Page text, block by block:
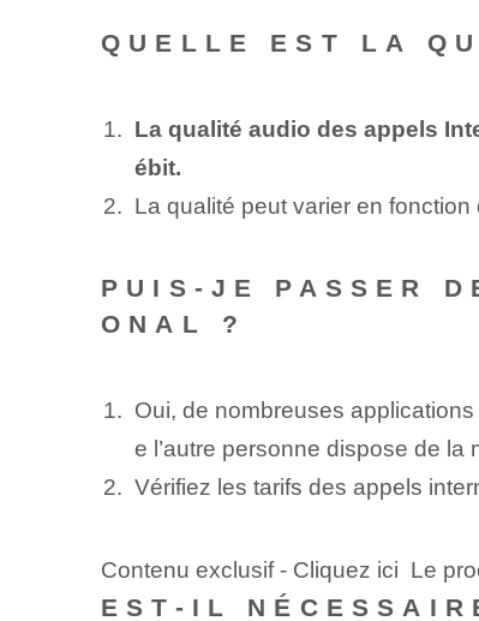
QUELLE EST LA
La qualité audio des appels
ébit.
La qualité peut varier en
PUIS-JE PASSER
ONAL ?
Oui, de nombreuses
e l’autre personne dispose de
Vérifiez les tarifs des appels
Contenu exclusif - Cliquez ici Le
EST-IL